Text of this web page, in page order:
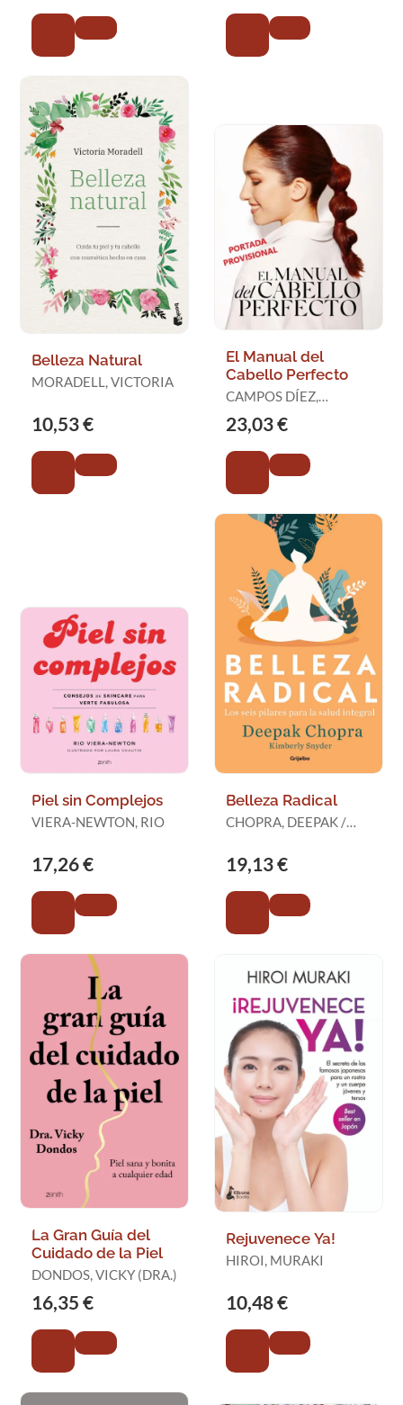
Belleza Natural
MORADELL, VICTORIA
10,53 €
El Manual del
Cabello Perfecto
CAMPOS DÍEZ,
23,03 €
Piel sin Complejos
VIERA-NEWTON, RIO
17,26 €
Belleza Radical
CHOPRA, DEEPAK /
19,13 €
La Gran Guía del
Cuidado de la Piel
DONDOS, VICKY (DRA.)
16,35 €
Rejuvenece Ya!
HIROI, MURAKI
10,48 €